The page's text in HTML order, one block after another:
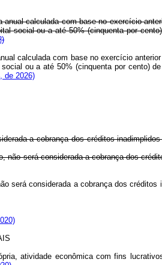
calculada com base no exercício
social ou a até 50% (cinquenta por
calculada com base no exercício
ou a até 50% (cinquenta por cento)
de 2026)
a cobrança dos créditos
não será considerada a cobrança dos
será considerada a cobrança dos
atividade econômica com fins